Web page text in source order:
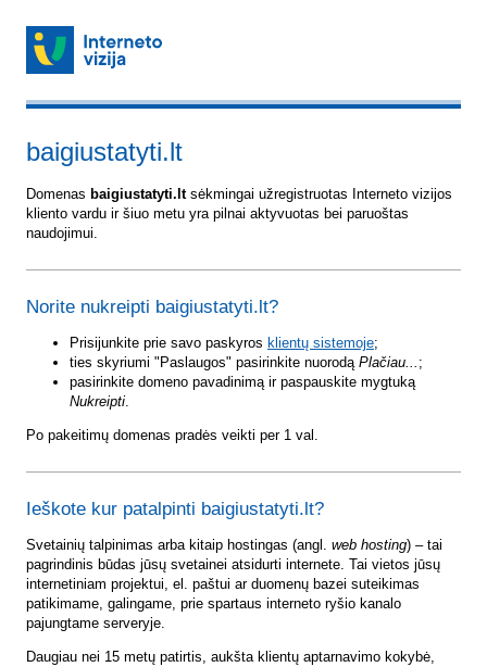
baigiustatyti.lt
Domenas baigiustatyti.ltsėkmingai užregistruotas Interneto vizijos
kliento vardu ir šiuo metu yra pilnai aktyvuotas bei paruoštas
naudojimui.
Norite nukreipti baigiustatyti.lt?
Prisijunkite prie savo paskyros klientų sistemoje;
ties skyriumi "Paslaugos" pasirinkite nuorodą Plačiau... ;
pasirinkite domeno pavadinimą ir paspauskite mygtuką
Nukreipti.
Po pakeitimų domenas pradės veikti per 1 val.
Ieškote kur patalpinti baigiustatyti.lt?
Svetainių talpinimas arba kitaip hostingas (angl. web hosting) – tai
pagrindinis būdas jūsų svetainei atsidurti internete. Tai vietos jūsų
internetiniam projektui, el. paštui ar duomenų bazei suteikimas
patikimame, galingame, prie spartaus interneto ryšio kanalo
pajungtame serveryje.
Daugiau nei 15 metų patirtis, aukšta klientų aptarnavimo kokybė,